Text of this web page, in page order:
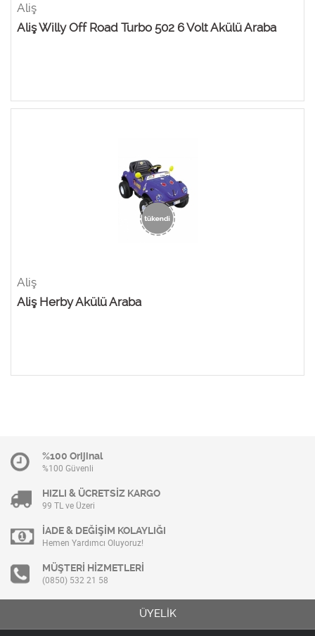
Aliş
Aliş Willy Off Road Turbo 502 6 Volt Akülü Araba
Aliş
Aliş Herby Akülü Araba
%100 Orijinal
%100 Güvenli
HIZLI & ÜCRETSİZ KARGO
99 TL ve Üzeri
İADE & DEĞİŞİM KOLAYLIĞI
Hemen Yardımcı Oluyoruz!
MÜŞTERİ HİZMETLERİ
(0850) 532 21 58
ÜYELİK